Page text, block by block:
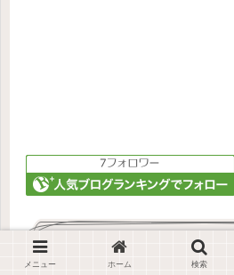
関連記事
メニュー ホーム 検索